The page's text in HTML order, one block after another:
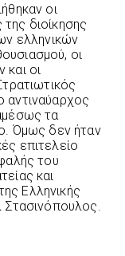
οι
διοίκησης
ελληνικών
οι
οι
αντιναύαρχος
τα
Όμως δεν ήταν
επιτελείο
του
και
Ελληνικής